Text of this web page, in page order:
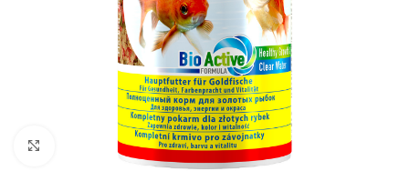
Нажмите, чтобы увеличить